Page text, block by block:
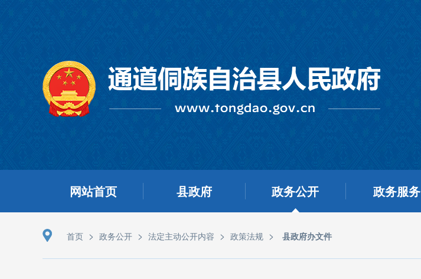
网站首页 县政府 政务公开 政务服务
首页 > 政务公开 > 法定主动公开内容 > 政策法规 > 县政府办文件